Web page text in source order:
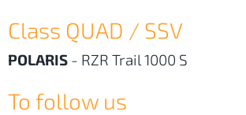
Class QUAD / SSV
POLARIS - RZR Trail 1000 S
To follow us